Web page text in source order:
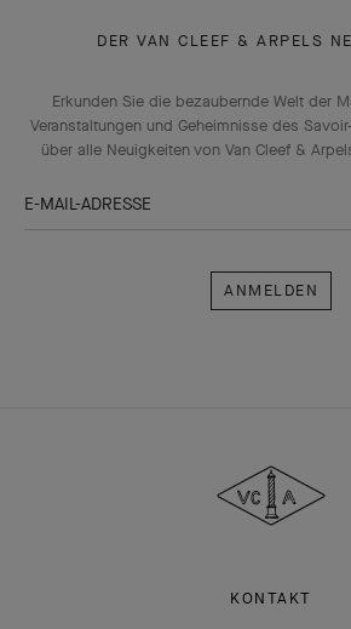
DER VAN CLEEF & ARPELS
Erkunden Sie die bezaubernde Welt der
Veranstaltungen und Geheimnisse des
über alle Neuigkeiten von Van Cleef &
E-MAIL-ADRESSE
Arpels
KONTAKT